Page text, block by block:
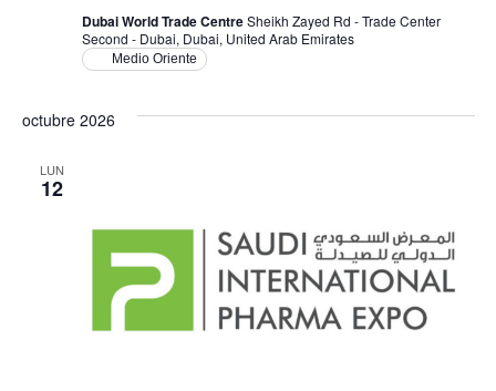
Dubai World Trade CentreSheikh Zayed Rd - Trade Center
Second - Dubai, Dubai, United Arab Emirates
Medio Oriente
octubre 2026
LUN
12